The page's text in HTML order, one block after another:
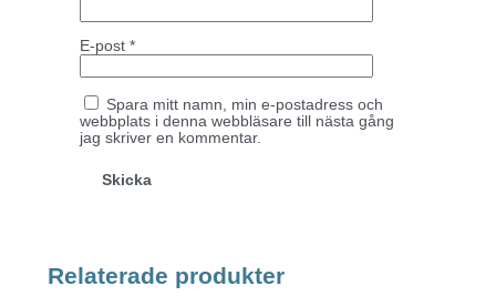
E-post *
Spara mitt namn, min e-postadress och
webbplats i denna webbläsare till nästa gång
jag skriver en kommentar.
Relaterade produkter